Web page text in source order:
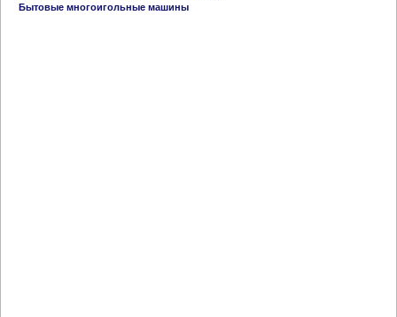
Бытовые многоигольные машины